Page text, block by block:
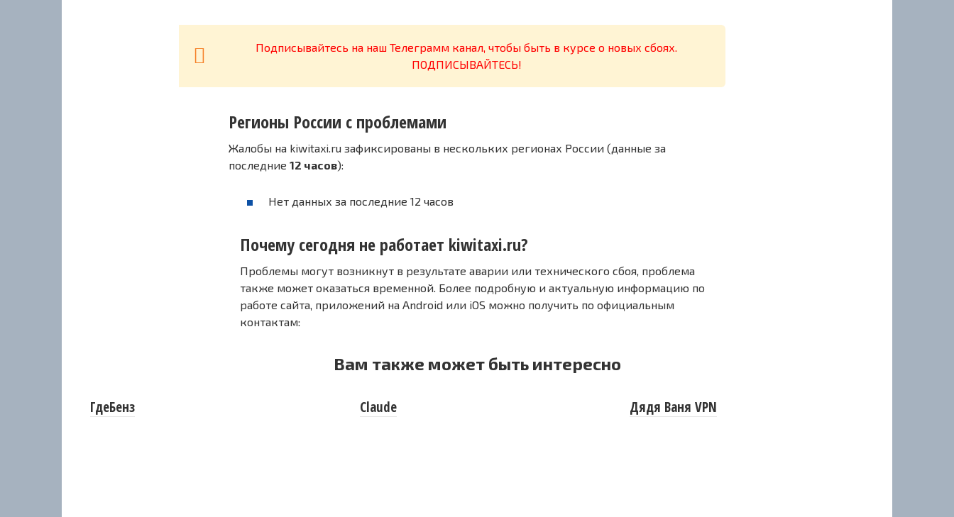
Подписывайтесь на наш Телеграмм канал, чтобы быть в курсе о новых сбоях.
ПОДПИСЫВАЙТЕСЬ!
Регионы России с проблемами
Жалобы на kiwitaxi.ru зафиксированы в нескольких регионах России (данные за
последние 12 часов):
Нет данных за последние 12 часов
Почему сегодня не работает kiwitaxi.ru?
Проблемы могут возникнут в результате аварии или технического сбоя, проблема
также может оказаться временной. Более подробную и актуальную информацию по
работе сайта, приложений на Android или iOS можно получить по официальным
контактам:
Вам также может быть интересно
ГдеБенз Claude Дядя Ваня VPN